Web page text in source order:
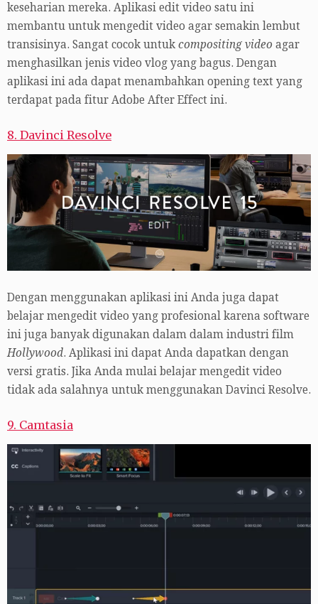
keseharian mereka. Aplikasi edit video satu ini
membantu untuk mengedit video agar semakin lembut
transisinya. Sangat cocok untuk compositing video agar
menghasilkan jenis video vlog yang bagus. Dengan
aplikasi ini ada dapat menambahkan opening text yang
terdapat pada fitur Adobe After Effect ini.
8. Davinci Resolve
Dengan menggunakan aplikasi ini Anda juga dapat
belajar mengedit video yang profesional karena software
ini juga banyak digunakan dalam dalam industri film
Hollywood. Aplikasi ini dapat Anda dapatkan dengan
versi gratis. Jika Anda mulai belajar mengedit video
tidak ada salahnya untuk menggunakan Davinci Resolve.
9. Camtasia